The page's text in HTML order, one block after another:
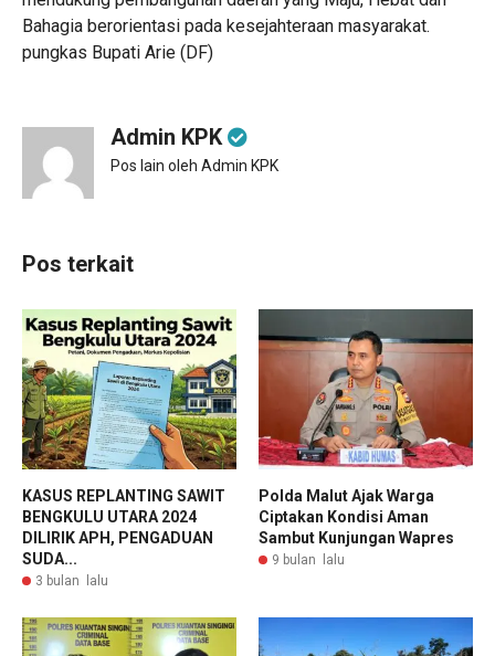
Bahagia berorientasi pada kesejahteraan masyarakat.
pungkas Bupati Arie (DF)
Admin KPK
Pos lain oleh Admin KPK
Pos terkait
KASUS REPLANTING SAWIT
BENGKULU UTARA 2024
DILIRIK APH, PENGADUAN
SUDA...
3 bulan lalu
Polda Malut Ajak Warga
Ciptakan Kondisi Aman
Sambut Kunjungan Wapres
9 bulan lalu